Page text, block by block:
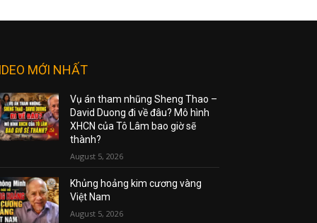
MỚI NHẤT
Vụ án tham nhũng Sheng Thao –
David Duong đi về đâu? Mô hình
XHCN của Tô Lâm bao giờ sẽ
thành?
August 5, 2026
Khủng hoảng kim cương vàng
Việt Nam
August 5, 2026